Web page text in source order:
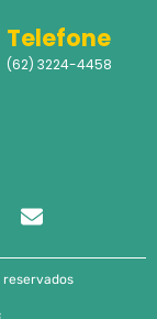
Telefone
(62) 3224-4458
reservados